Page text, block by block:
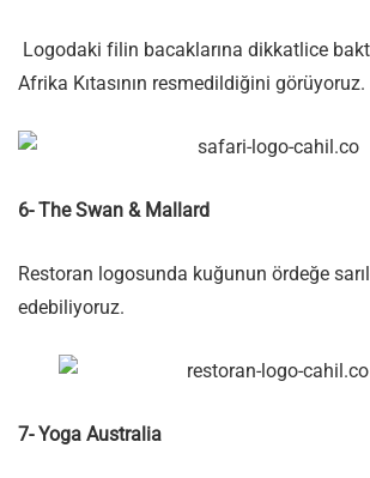
Logodaki filin bacaklarına dikkatlice
Afrika Kıtasının resmedildiğini görüyoruz.
6- The Swan & Mallard
Restoran logosunda kuğunun ördeğe
edebiliyoruz.
7- Yoga Australia